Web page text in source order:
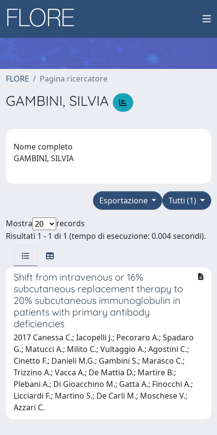
FLORE Pagina ricercatore
GAMBINI, SILVIA
Nome completo
GAMBINI, SILVIA
Tutti (1)
Esportazione
Mostra
records
Risultati 1 - 1 di 1 (tempo di esecuzione: 0.004 secondi).
Shift from intravenous or 16%
subcutaneous replacement therapy to
20% subcutaneous immunoglobulin in
patients with primary antibody
deficiencies
2017 Canessa C.; Iacopelli J.; Pecoraro A.; Spadaro
G.; Matucci A.; Milito C.; Vultaggio A.; Agostini C.;
Cinetto F.; Danieli M.G.; Gambini S.; Marasco C.;
Trizzino A.; Vacca A.; De Mattia D.; Martire B.;
Plebani A.; Di Gioacchino M.; Gatta A.; Finocchi A.;
Licciardi F.; Martino S.; De Carli M.; Moschese V.;
Azzari C.